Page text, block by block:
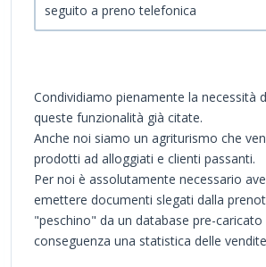
seguito a preno telefonica
Condividiamo pienamente la necessità
queste funzionalità già citate.
Anche noi siamo un agriturismo che
prodotti ad alloggiati e clienti passanti.
Per noi è assolutamente necessario
emettere documenti slegati dalla
"peschino" da un database pre-caricato
conseguenza una statistica delle